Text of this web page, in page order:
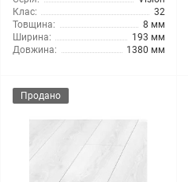
Клас:
32
Товщина:
8 мм
Ширина:
193 мм
Довжина:
1380 мм
Продано